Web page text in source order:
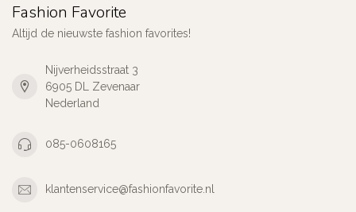
Fashion Favorite
Altijd de nieuwste fashion favorites!
Nijverheidsstraat 3
6905 DL Zevenaar
Nederland
085-0608165
klantenservice@fashionfavorite.nl